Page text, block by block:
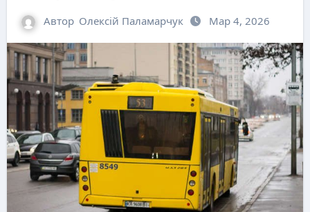
Автор Олексій Паламарчук Мар 4, 2026